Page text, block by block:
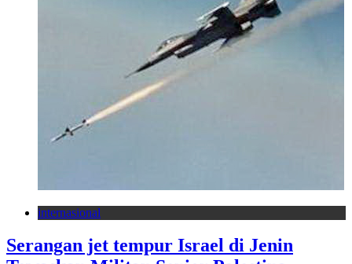
internasional
Serangan jet tempur Israel di Jenin